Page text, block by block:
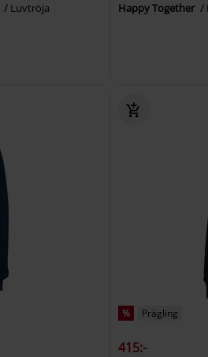
Luvtröja Happy Together
% Prägling
415:-